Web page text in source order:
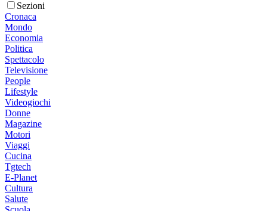
Sezioni
Cronaca
Mondo
Economia
Politica
Spettacolo
Televisione
People
Lifestyle
Videogiochi
Donne
Magazine
Motori
Viaggi
Cucina
Tgtech
E-Planet
Cultura
Salute